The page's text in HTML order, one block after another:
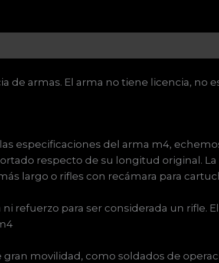
de armas. El arma no tiene licencia, no
especificaciones del arma m4,
respecto de su longitud original.
largo o rifles con recámara para
refuerzo para ser considerada un rifle.
movilidad, como soldados de